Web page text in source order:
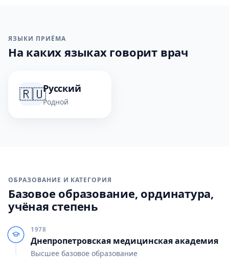
ЯЗЫКИ ПРИЁМА
На каких языках говорит врач
🇷🇺Русский
Родной
ОБРАЗОВАНИЕ И КАТЕГОРИЯ
Базовое образование, ординатура,
учёная степень
1978
Днепропетровская медицинская академия
Высшее базовое образование